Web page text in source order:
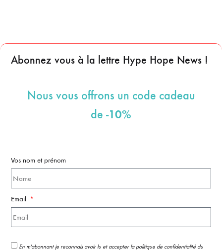
Abonnez vous à la lettre Hype Hope News !
Nous vous offrons un code cadeau
de -10%
Vos nom et prénom
Email
En m'abonnant je reconnais avoir lu et accepter la politique de confidentialité du